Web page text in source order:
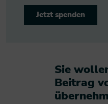
Jetzt spenden
Sie
Beitrag